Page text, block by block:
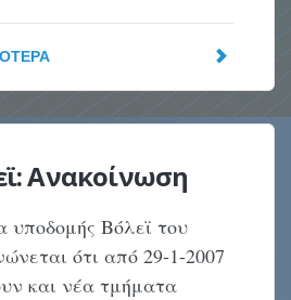
Ανακοίνωση
Βόλεϊ του
ότι από 29-1-2007
και νέα τμήματα